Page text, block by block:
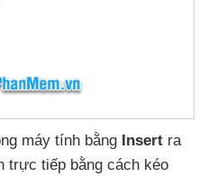
máy tính bằng Insert ra
trực tiếp bằng cách kéo